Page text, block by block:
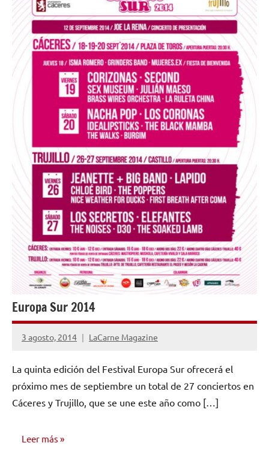
Europa Sur 2014
3 agosto, 2014 LaCarne Magazine
No
comentarios
La quinta edición del Festival Europa Sur ofrecerá el
próximo mes de septiembre un total de 27 conciertos en
Cáceres y Trujillo, que se une este año como […]
Leer más